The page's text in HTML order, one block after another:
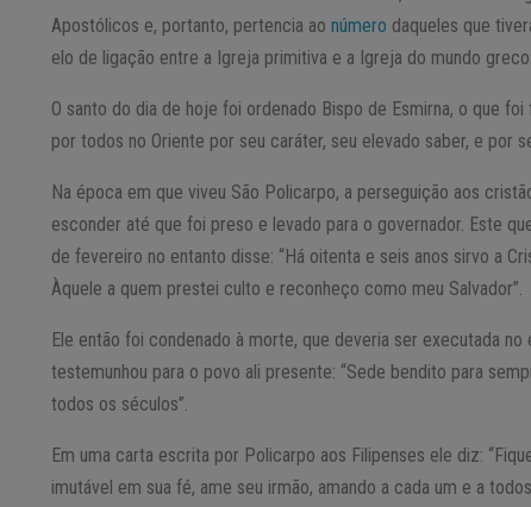
Apostólicos e, portanto, pertencia aonúmero daqueles que
elo de ligação entre a Igreja primitiva e a Igreja do mundo
O santo do dia de hoje foi ordenado Bispo de Esmirna, o que
por todos no Oriente por seu caráter, seu elevado saber, e por
Na época em que viveu São Policarpo, a perseguição aos
esconder até que foi preso e levado para o governador. Este
de fevereiro no entanto disse: “Há oitenta e seis anos sirvo a
Àquele a quem prestei culto e reconheço como meu Salvador”.
Ele então foi condenado à morte, que deveria ser executada
testemunhou para o povo ali presente: “Sede bendito para
todos os séculos”.
Em uma carta escrita por Policarpo aos Filipenses ele diz:
imutável em sua fé, ame seu irmão, amando a cada um e a